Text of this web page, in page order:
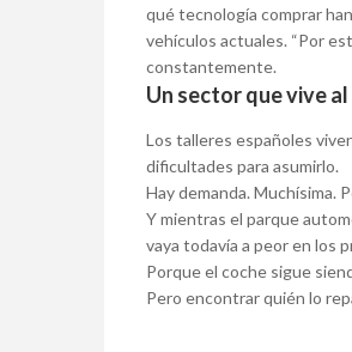
qué tecnología comprar
vehículos actuales. “Por
constantemente.
Un sector que vive
Los talleres españoles
dificultades para asumirlo.
Hay demanda. Muchísima.
Y mientras el parque
vaya todavía a peor en los
Porque el coche sigue
Pero encontrar quién lo